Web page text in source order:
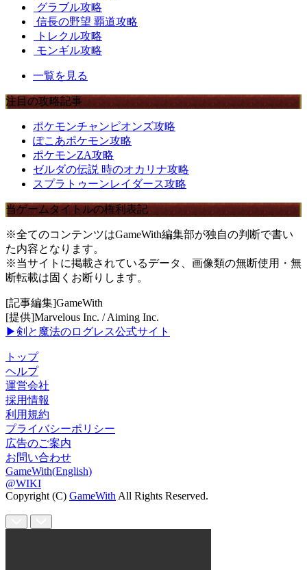
グラブル攻略
信長の野望 覇道攻略
トレクル攻略
モンギル攻略
一覧を見る
注目の攻略記事
ポケモンチャンピオンズ攻略
ぽこあポケモン攻略
ポケモンZA攻略
ゼルダの伝説 時のオカリナ攻略
スプラトゥーンレイダース攻略
当ゲームタイトルの権利表記
※全てのコンテンツはGameWith編集部が独自の判断で書い
た内容となります。
※当サイトに掲載されているデータ、画像類の無断使用・無
断転載は固くお断りします。
[記事編集]GameWith
[提供]Marvelous Inc. / Aiming Inc.
▶剣と魔法のログレス公式サイト
トップ
ヘルプ
運営会社
採用情報
利用規約
プライバシーポリシー
広告のご案内
お問い合わせ
GameWith(English)
@WIKI
Copyright (C) GameWith All Rights Reserved.